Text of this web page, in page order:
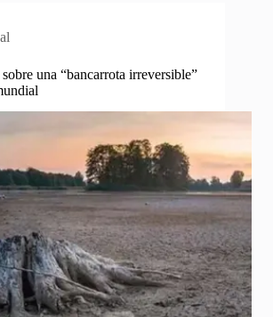
una “bancarrota irreversible”